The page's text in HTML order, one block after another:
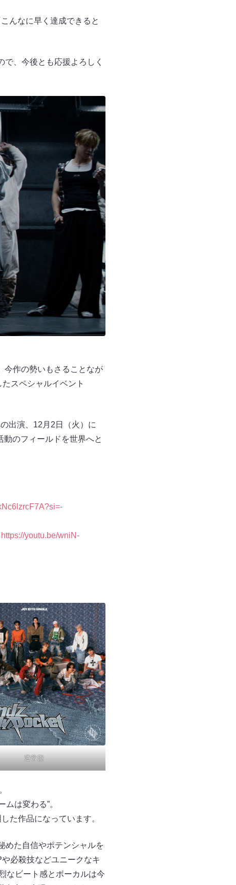
んなに早く達成できると
、今後とも応援よろしく
今作の勢いもさることなが
スペシャルイベント
出演、12月2日（火）に
のフィールドを世界へと
https://youtu.be/wniN-
通常盤
は変わる”。
た作品になっています。
めた自信やポテンシャルを
必殺技などユニークなキ
なビート感とボーカルは今